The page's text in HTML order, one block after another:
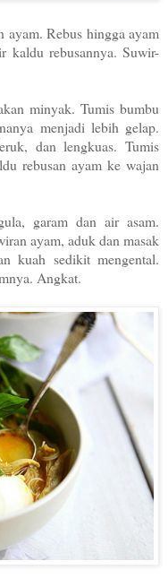
ayam. Rebus hingga ayam
kaldu rebusannya. Suwir-
minyak. Tumis bumbu
menjadi lebih gelap.
dan lengkuas. Tumis
rebusan ayam ke wajan
garam dan air asam.
ayam, aduk dan masak
kuah sedikit mengental.
Angkat.